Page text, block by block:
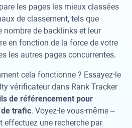
les pages les mieux classées
de classement, tels que
nombre de backlinks et leur
en fonction de la force de votre
les autres pages concurrentes.
cela fonctionne ? Essayez-le
vérificateur dans Rank Tracker
de référencement pour
trafic. Voyez-le vous-même –
effectuez une recherche par